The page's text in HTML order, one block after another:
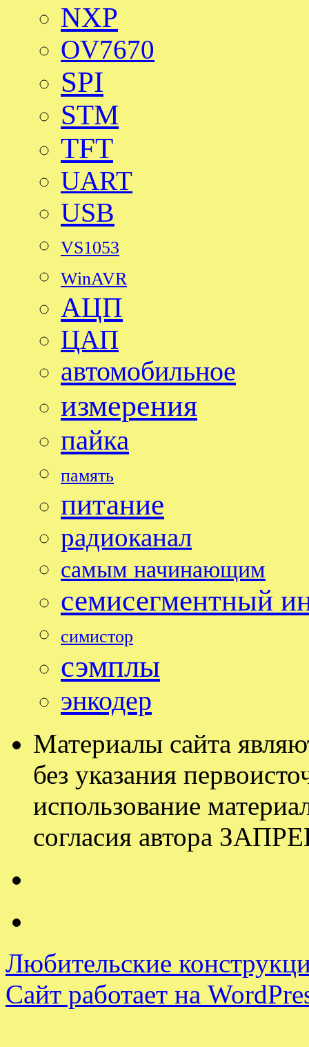
NXP
OV7670
SPI
STM
TFT
UART
USB
VS1053
WinAVR
АЦП
ЦАП
автомобильное
измерения
пайка
память
питание
радиоканал
самым начинающим
семисегментный
симистор
сэмплы
энкодер
Материалы сайта
без указания
использование
согласия автора
Любительские
Сайт работает на